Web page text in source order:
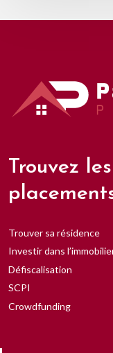
Trouvez
Trouver sa résidence
Investir dans
Défiscalisation
SCPI
Crowdfunding